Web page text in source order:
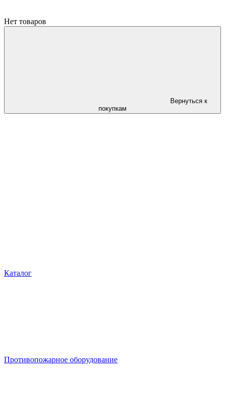
Нет товаров
Вернуться к
покупкам
Каталог
Противопожарное оборудование